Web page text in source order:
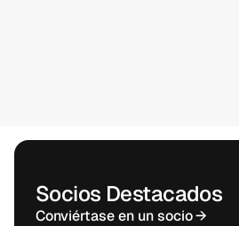
Socios Destacados
Conviértase en un socio→